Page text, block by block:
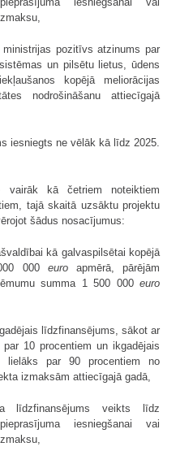
pozitīvs atzinums par
un pilsētu lietus, ūdens
kopējā meliorācijas
nodrošināšanu attiecīgajā
iesniegts ne vēlāk kā līdz 2025.
vairāk kā četriem noteiktiem
tajā skaitā uzsāktu projektu
šādus nosacījumus:
kā galvaspilsētai kopējā
000 euroapmērā, pārējām
summa 1 500 000 euro
līdzfinansējums, sākot ar
10 procentiem un ikgadējais
lielāks par 90 procentiem no
izmaksām attiecīgajā gadā,
līdzfinansējums veikts līdz
iesniegšanai vai